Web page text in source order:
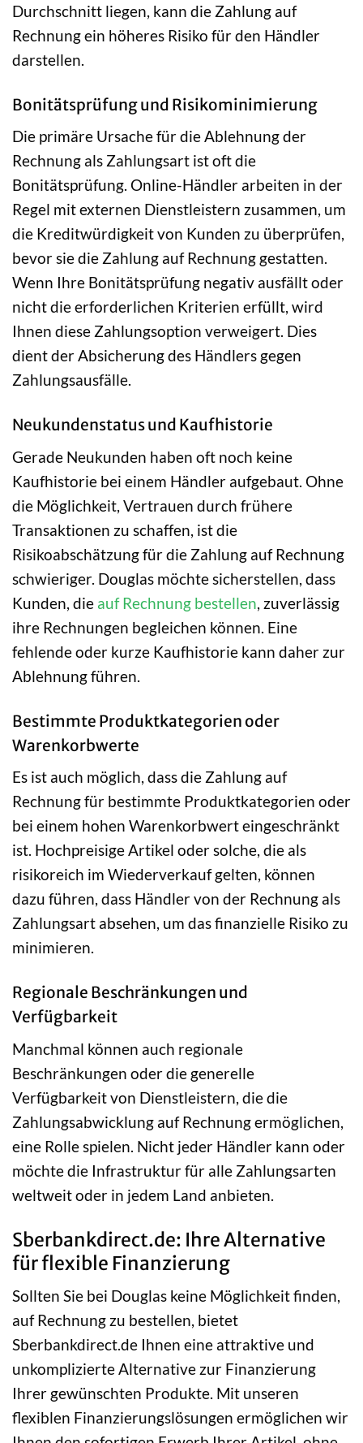
Durchschnitt liegen, kann die Zahlung auf
Rechnung ein höheres Risiko für den Händler
darstellen.
Bonitätsprüfung und Risikominimierung
Die primäre Ursache für die Ablehnung der
Rechnung als Zahlungsart ist oft die
Bonitätsprüfung. Online-Händler arbeiten in der
Regel mit externen Dienstleistern zusammen, um
die Kreditwürdigkeit von Kunden zu überprüfen,
bevor sie die Zahlung auf Rechnung gestatten.
Wenn Ihre Bonitätsprüfung negativ ausfällt oder
nicht die erforderlichen Kriterien erfüllt, wird
Ihnen diese Zahlungsoption verweigert. Dies
dient der Absicherung des Händlers gegen
Zahlungsausfälle.
Neukundenstatus und Kaufhistorie
Gerade Neukunden haben oft noch keine
Kaufhistorie bei einem Händler aufgebaut. Ohne
die Möglichkeit, Vertrauen durch frühere
Transaktionen zu schaffen, ist die
Risikoabschätzung für die Zahlung auf Rechnung
schwieriger. Douglas möchte sicherstellen, dass
Kunden, die auf Rechnung bestellen, zuverlässig
ihre Rechnungen begleichen können. Eine
fehlende oder kurze Kaufhistorie kann daher zur
Ablehnung führen.
Bestimmte Produktkategorien oder
Warenkorbwerte
Es ist auch möglich, dass die Zahlung auf
Rechnung für bestimmte Produktkategorien oder
bei einem hohen Warenkorbwert eingeschränkt
ist. Hochpreisige Artikel oder solche, die als
risikoreich im Wiederverkauf gelten, können
dazu führen, dass Händler von der Rechnung als
Zahlungsart absehen, um das finanzielle Risiko zu
minimieren.
Regionale Beschränkungen und
Verfügbarkeit
Manchmal können auch regionale
Beschränkungen oder die generelle
Verfügbarkeit von Dienstleistern, die die
Zahlungsabwicklung auf Rechnung ermöglichen,
eine Rolle spielen. Nicht jeder Händler kann oder
möchte die Infrastruktur für alle Zahlungsarten
weltweit oder in jedem Land anbieten.
Sberbankdirect.de: Ihre Alternative
für flexible Finanzierung
Sollten Sie bei Douglas keine Möglichkeit finden,
auf Rechnung zu bestellen, bietet
Sberbankdirect.de Ihnen eine attraktive und
unkomplizierte Alternative zur Finanzierung
Ihrer gewünschten Produkte. Mit unseren
flexiblen Finanzierungslösungen ermöglichen wir